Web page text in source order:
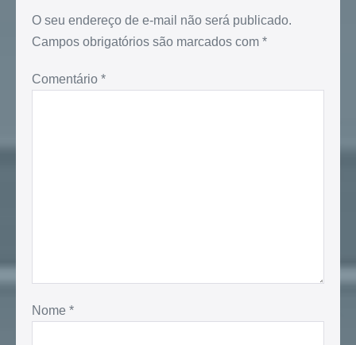
O seu endereço de e-mail não será publicado.
Campos obrigatórios são marcados com *
Comentário *
Nome *